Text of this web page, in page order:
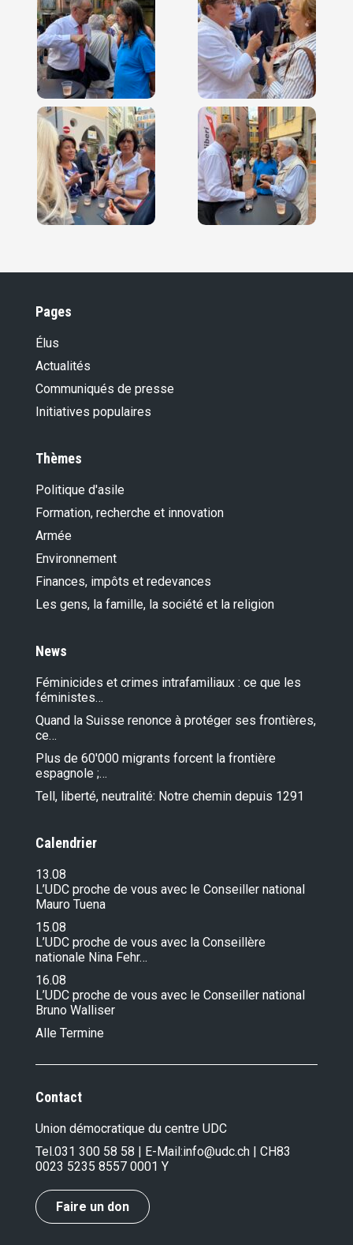
Pages
Élus
Actualités
Communiqués de presse
Initiatives populaires
Thèmes
Politique d'asile
Formation, recherche et innovation
Armée
Environnement
Finances, impôts et redevances
Les gens, la famille, la société et la religion
News
Féminicides et crimes intrafamiliaux : ce que les
féministes…
Quand la Suisse renonce à protéger ses frontières,
ce…
Plus de 60'000 migrants forcent la frontière
espagnole ;…
Tell, liberté, neutralité: Notre chemin depuis 1291
Calendrier
13.08
L’UDC proche de vous avec le Conseiller national
Mauro Tuena
15.08
L’UDC proche de vous avec la Conseillère
nationale Nina Fehr…
16.08
L’UDC proche de vous avec le Conseiller national
Bruno Walliser
Alle Termine
Contact
Union démocratique du centre UDC
Tel.031 300 58 58 | E-Mail:info@udc.ch | CH83
0023 5235 8557 0001 Y
Faire un don